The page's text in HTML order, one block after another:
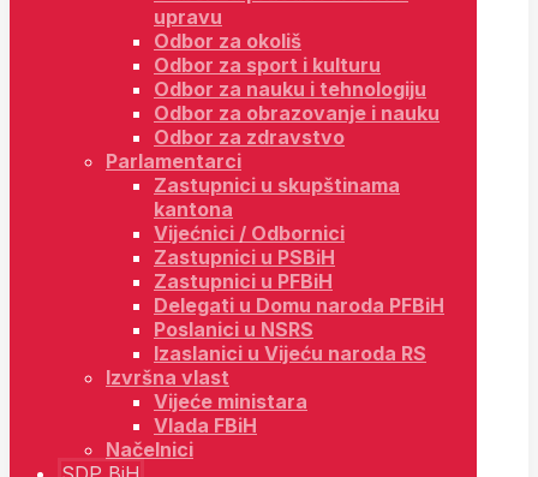
upravu
Odbor za okoliš
Odbor za sport i kulturu
Odbor za nauku i tehnologiju
Odbor za obrazovanje i nauku
Odbor za zdravstvo
Parlamentarci
Zastupnici u skupštinama
kantona
Vijećnici / Odbornici
Zastupnici u PSBiH
Zastupnici u PFBiH
Delegati u Domu naroda PFBiH
Poslanici u NSRS
Izaslanici u Vijeću naroda RS
Izvršna vlast
Vijeće ministara
Vlada FBiH
Načelnici